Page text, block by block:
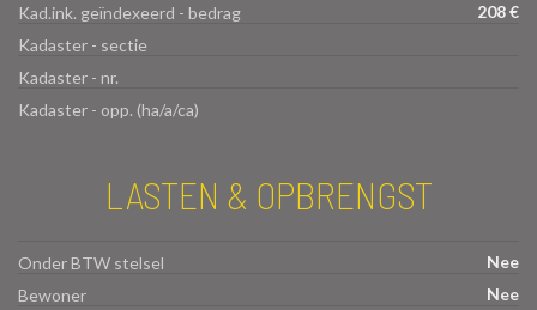
Kad.ink. geïndexeerd - bedrag
208 €
Kadaster - sectie
Kadaster - nr.
Kadaster - opp. (ha/a/ca)
LASTEN & OPBRENGST
Onder BTW stelsel
Nee
Bewoner
Nee